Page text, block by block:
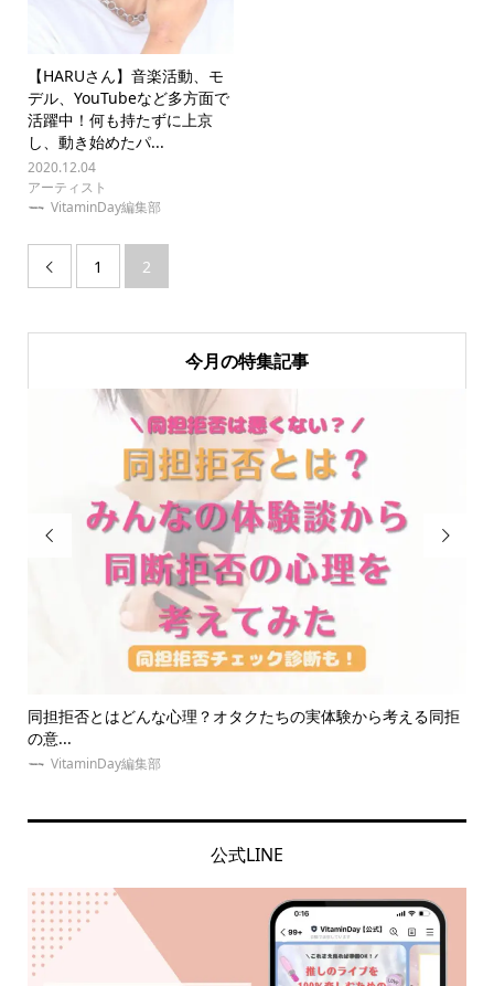
【HARUさん】音楽活動、モ
デル、YouTubeなど多方面で
活躍中！何も持たずに上京
し、動き始めたパ...
2020.12.04
アーティスト
VitaminDay編集部
 1 2
今月の特集記事

同担拒否とはどんな心理？オタクたちの実体験から考える同拒
の意...
VitaminDay編集部

公式LINE